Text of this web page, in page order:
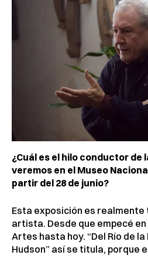
¿Cuál es el hilo conductor de
veremos en el Museo
partir del 28 de junio?
Esta exposición es realmente
artista. Desde que empecé en
Artes hasta hoy. “Del Río de
Hudson” así se titula, porque